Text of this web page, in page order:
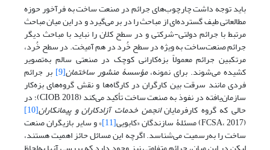
باید توجه داشت چارچوب‌های جرائم در صنعت ساخت به فرآخور حوزه
مطالعاتی طیف گسترده‌ای از مباحث را در بر می‌گیرد و در این میان مباحث
مرتبط با جرائم دولتی-شرکتی و در سطح کلان را نباید با مباحث دیگر
جرائم صنعت‌ساخت‌ به ویژه در سطح خُرد در هم آمیخت. در سطح خُرد،
مرتکبین جرائم معمولاً بزه‌کارانی کوچک در صنعتی سالم به‌تصویر
کشیده می‌‌‌شوند. برای نمونه،مؤسسۀ منشور ساختمان[9] بر جرائم
فردی مانند سرقت بین کارگران در کارگاه‌ها و نقش گروه‌های بزه‌کار
سازمان‌یافته در نفوذ به صنعت ساخت تأکید می‌کند (CIOB, 2018)؛ در
حالی که گروه کارفرمایانانجمن خدمات آزادکاران و پیمانکاران[10]
(FCSA، 2017) مسئلۀ سازندگان «کابویی [11] » و سایر بازیگران صنعت
ساخت را به‌رسمیت می‌‌‌شناسد. اگرچه این مسائل حائز اهمیت‌ هستند،